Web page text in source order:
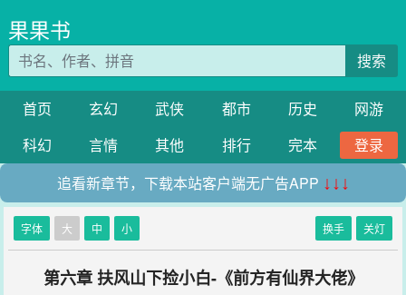
果果书
搜索
首页 玄幻 武侠 都市 历史
网游
科幻
言情 其他 排行 完本
登录
追看新章节，下载本站客户端无广告APP ↓↓↓
字体 大 中 小 换手 关灯
第六章 扶风山下捡小白-《前方有仙界大佬》